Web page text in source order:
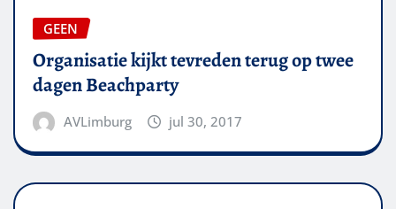
GEEN
Organisatie kijkt tevreden terug op twee
dagen Beachparty
AVLimburg jul 30, 2017